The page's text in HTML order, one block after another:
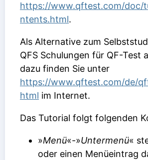
https://www.qftest.com/doc/
ntents.html.
Als Alternative zum
QFS Schulungen für QF-Test
dazu finden Sie unter
https://www.qftest.com/de/
html im Internet.
Das Tutorial folgt folgenden
»Menü«-»Untermenü«
oder einen Menüeintrag